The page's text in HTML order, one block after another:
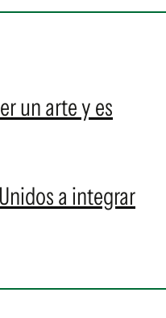
un arte y es
a integrar